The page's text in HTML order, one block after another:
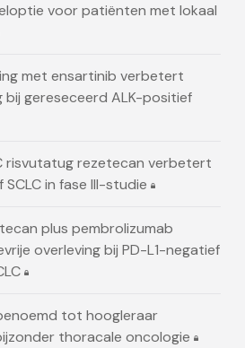
voor patiënten met lokaal
met ensartinib verbetert
bij gereseceerd ALK-positief
risvutatug rezetecan verbetert
in fase III-studie
plus pembrolizumab
overleving bij PD-L1-negatief
tot hoogleraar
thoracale oncologie